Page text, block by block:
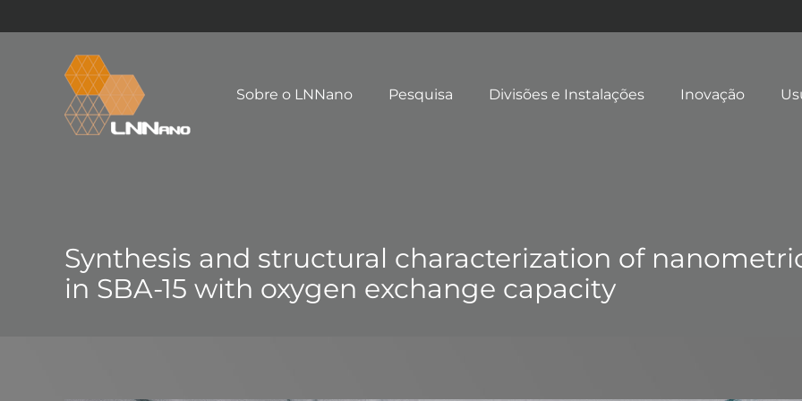
Sobre o LNNano Pesquisa Divisões e Instalações Inovação
Synthesis and structural characterization of
in SBA-15 with oxygen exchange capacity